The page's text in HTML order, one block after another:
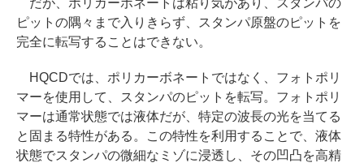
だが、ポリカーボネートは粘り気があり、スタンパの
ピットの隅々まで入りきらず、スタンパ原盤のピットを
完全に転写することはできない。
HQCDでは、ポリカーボネートではなく、フォトポリ
マーを使用して、スタンパのピットを転写。フォトポリ
マーは通常状態では液体だが、特定の波長の光を当てる
と固まる特性がある。この特性を利用することで、液体
状態でスタンパの微細なミゾに浸透し、その凹凸を高精